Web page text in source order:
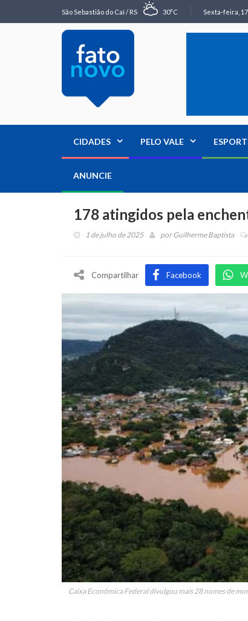
São Sebastião do Caí / RS 30°C Sexta-feira,
CIDADES PELO VALE
ANUNCIE
178 atingidos pela
1 de julho de 2025 porGuilherme Baptista
Compartilhar Facebook
Caixa Econômica Federal divulgou mais 28 nomes de